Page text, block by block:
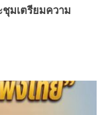
มเตรียมความ